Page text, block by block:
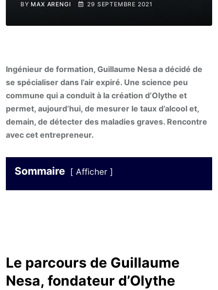
BY MAX ARENGI 29 SEPTEMBRE 2021
Ingénieur de formation, Guillaume Nesa a décidé de
se spécialiser dans l’air expiré. Une science peu
commune qui a conduit à la création d’Olythe et
permet, aujourd’hui, de mesurer le taux d’alcool et,
demain, de détecter des maladies graves. Rencontre
avec cet entrepreneur.
Sommaire Afficher
Le parcours de Guillaume
Nesa, fondateur d’Olythe